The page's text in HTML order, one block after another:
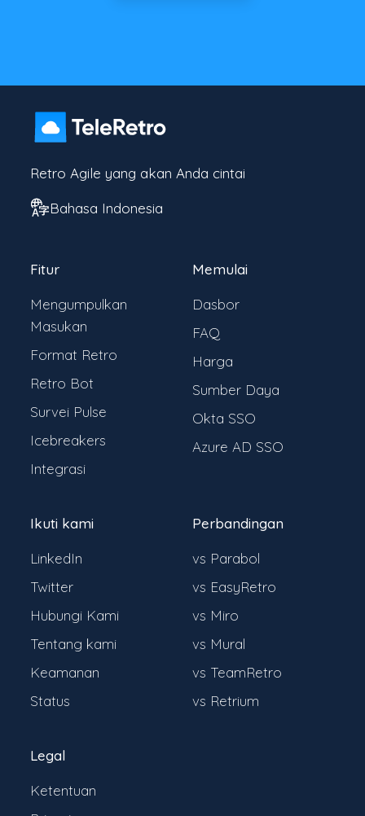
Retro Agile yang akan Anda cintai
Bahasa Indonesia
Fitur
Mengumpulkan
Masukan
Format Retro
Retro Bot
Survei Pulse
Icebreakers
Integrasi
Memulai
Dasbor
FAQ
Harga
Sumber Daya
Okta SSO
Azure AD SSO
Ikuti kami
LinkedIn
Twitter
Hubungi Kami
Tentang kami
Keamanan
Status
Perbandingan
vs Parabol
vs EasyRetro
vs Miro
vs Mural
vs TeamRetro
vs Retrium
Legal
Ketentuan